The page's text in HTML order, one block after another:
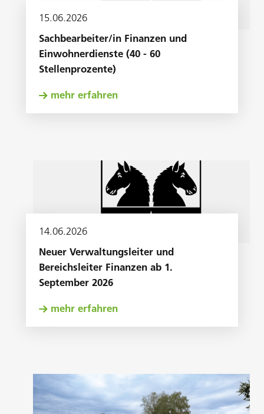
15.06.2026
Sachbearbeiter/in Finanzen und
Einwohnerdienste (40 - 60
Stellenprozente)
mehr erfahren
14.06.2026
Neuer Verwaltungsleiter und
Bereichsleiter Finanzen ab 1.
September 2026
mehr erfahren